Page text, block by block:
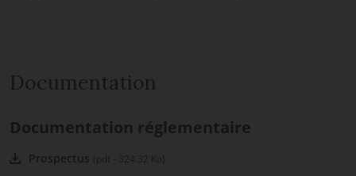
Documentation
Documentation réglementaire
Prospectus (pdf - 324.32 Ko)